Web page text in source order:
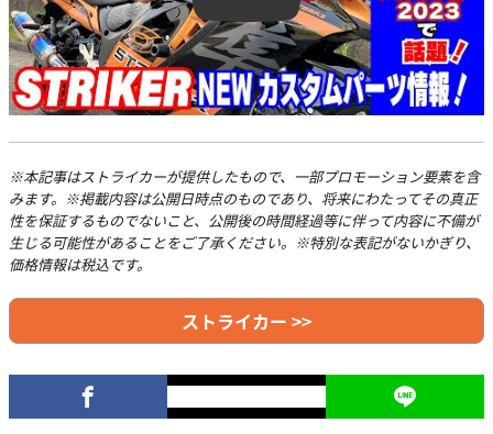
※本記事はストライカーが提供したもので、一部プロモーション要素を含
みます。※掲載内容は公開日時点のものであり、将来にわたってその真正
性を保証するものでないこと、公開後の時間経過等に伴って内容に不備が
生じる可能性があることをご了承ください。※特別な表記がないかぎり、
価格情報は税込です。
ストライカー >>